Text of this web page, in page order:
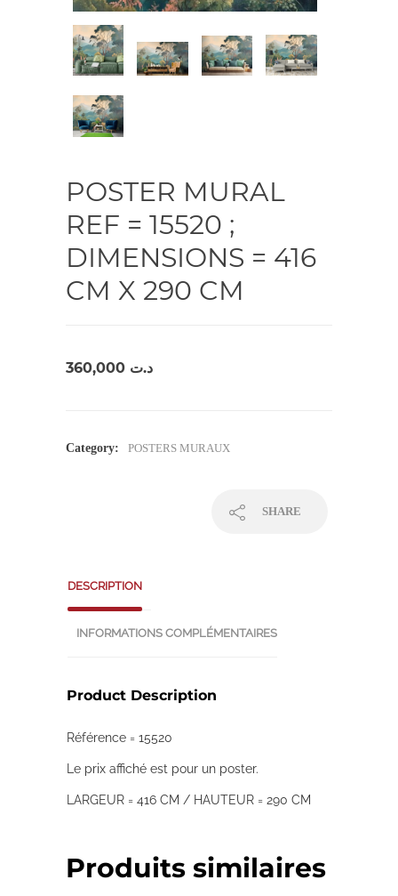
POSTER MURAL
REF = 15520 ;
DIMENSIONS = 416
CM X 290 CM
د.ت
Category: POSTERS MURAUX
SHARE
DESCRIPTION
INFORMATIONS COMPLÉMENTAIRES
Product Description
Référence = 15520
Le prix affiché est pour un poster.
LARGEUR = 416 CM / HAUTEUR = 290 CM
Produits similaires